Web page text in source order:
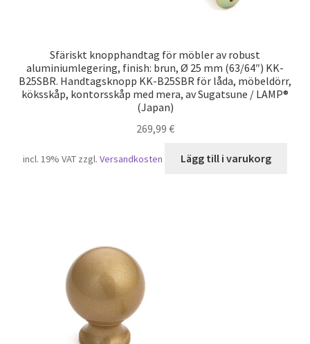
Sfäriskt knopphandtag för möbler av robust
aluminiumlegering, finish: brun, Ø 25 mm (63/64″) KK-
B25SBR. Handtagsknopp KK-B25SBR för låda, möbeldörr,
köksskåp, kontorsskåp med mera, av Sugatsune / LAMP®
(Japan)
269,99 €
incl. 19% VAT zzgl.Versandkosten Lägg till i varukorg